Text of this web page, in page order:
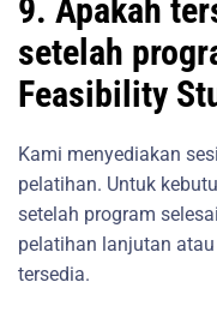
9. Apakah
setelah
Feasibility
Kami menyediakan
pelatihan. Untuk
setelah program
pelatihan lanjutan
tersedia.